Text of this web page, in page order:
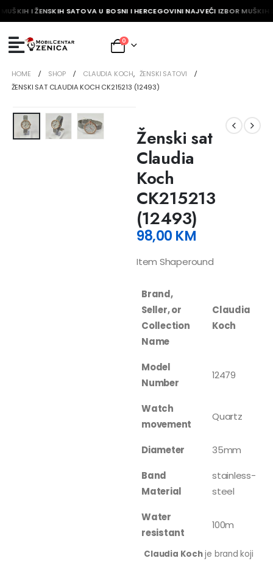
I ŽENSKIH SATOVA U BOSNI I HERCEGOVINI NAJVEĆI IZBOR
0
HOME SHOP CLAUDIA KOCH, ŽENSKI SATOVI
ŽENSKI SAT CLAUDIA KOCH CK215213 (12493)
Ženski sat
Claudia
Koch
CK215213
(12493)
98,00 KM
Item Shaperound
Brand,
Seller, or
Collection
Name
Claudia
Koch
Model
Number
12479
Watch
movement
Quartz
Diameter
35mm
Band
Material
stainless-
steel
Water
resistant
100m
Claudia Kochje brand koji